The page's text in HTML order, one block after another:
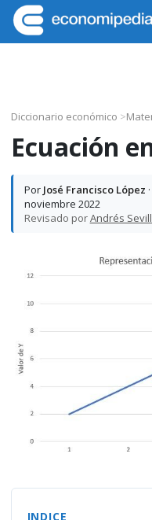
Saltar
a
la
Saltar
al
contenido
Saltar
a
la
Saltar
al
pie
Economipedia
Haciendo
Diccionario económico >
Ecuación
Por José Francisco López
noviembre 2022
Revisado porAndrés
INDICE